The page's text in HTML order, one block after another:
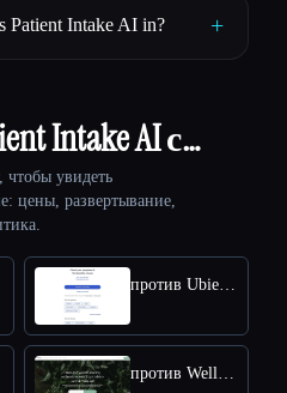
Patient Intake AI in? +
Intake AI с…
увидеть
цены, развертывание,
против Ubie AI Symptom Checker
против Well Me Right